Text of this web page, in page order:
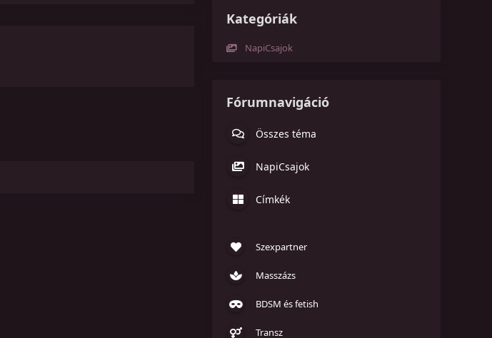
Kategóriák
NapiCsajok
Fórumnavigáció
Összes téma
NapiCsajok
Címkék
Szexpartner
Masszázs
BDSM és fetish
Transz